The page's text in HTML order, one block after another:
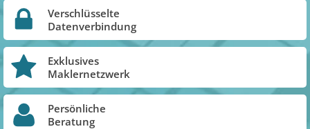
Verschlüsselte
Datenverbindung
Exklusives
Maklernetzwerk
Persönliche
Beratung